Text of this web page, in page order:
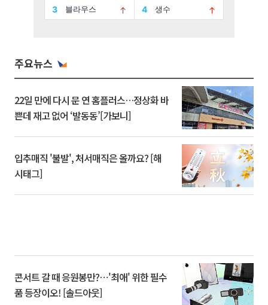
주요뉴스
22일 만에 다시 문 연 홈플러스…정상화 바
쁜데 재고 없어 ‘발동동’[가보니]
입추매직 '불발', 처서매직은 올까요? [해
시태그]
콘서트 갈 때 응원봉만?⋯'최애' 위한 필수
품 등장이오! [솔드아웃]